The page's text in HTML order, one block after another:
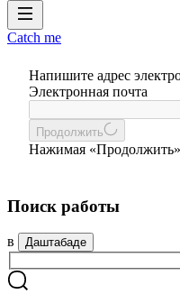
Catch me
Напишите адрес
Электронная почта
Продолжить
Нажимая
Поиск работы
в Даштабаде